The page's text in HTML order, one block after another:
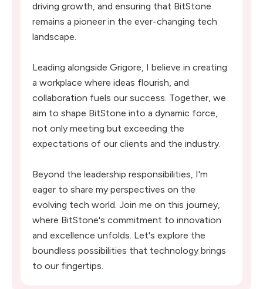
driving growth, and ensuring that BitStone
remains a pioneer in the ever-changing tech
landscape.
Leading alongside Grigore, I believe in creating
a workplace where ideas flourish, and
collaboration fuels our success. Together, we
aim to shape BitStone into a dynamic force,
not only meeting but exceeding the
expectations of our clients and the industry.
Beyond the leadership responsibilities, I'm
eager to share my perspectives on the
evolving tech world. Join me on this journey,
where BitStone's commitment to innovation
and excellence unfolds. Let's explore the
boundless possibilities that technology brings
to our fingertips.